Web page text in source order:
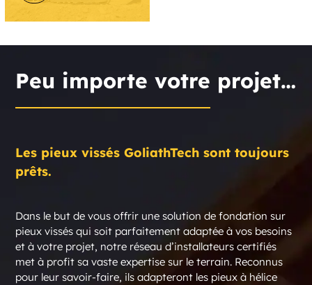
Peu importe votre projet…
Les pieux vissés GoliathTech sont toujours
prêts.
Dans le but de vous offrir une solution de fondation sur
pieux vissés qui soit parfaitement adaptée à vos besoins
et à votre projet, notre réseau d’installateurs certifiés
met à profit sa vaste expertise sur le terrain. Reconnus
pour leur savoir-faire, ils adapteront les pieux à hélice